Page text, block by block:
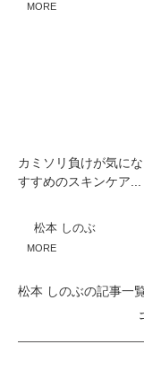
MORE
カミソリ負けが気に
すすめのスキンケア...
松本 しのぶ
MORE
松本 しのぶの記事一